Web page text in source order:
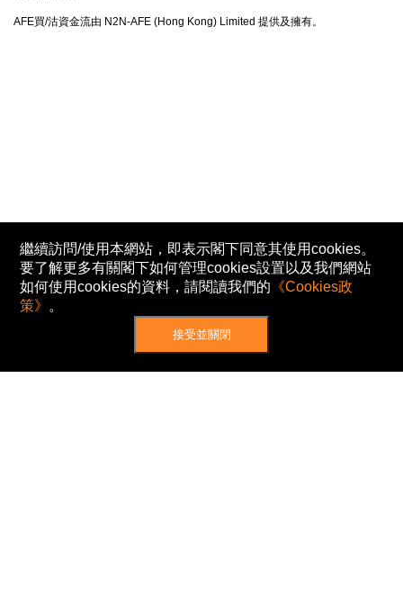
AFE買/沽資金流由 N2N-AFE (Hong Kong) Limited 提供及擁有。
繼續訪問/使用本網站，即表示閣下同意其使用cookies。
要了解更多有關閣下如何管理cookies設置以及我們網站
如何使用cookies的資料，請閱讀我們的 《Cookies政
策》 。
接受並關閉